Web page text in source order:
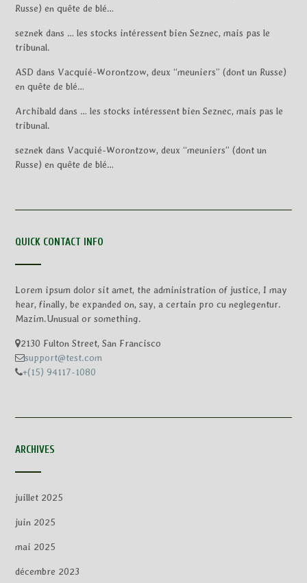
Russe) en quête de blé…
seznek dans … les stocks intéressent bien Seznec, mais pas le
tribunal.
ASD dans Vacquié-Worontzow, deux “meuniers” (dont un Russe)
en quête de blé…
Archibald dans … les stocks intéressent bien Seznec, mais pas le
tribunal.
seznek dans Vacquié-Worontzow, deux “meuniers” (dont un
Russe) en quête de blé…
QUICK CONTACT INFO
Lorem ipsum dolor sit amet, the administration of justice, I may
hear, finally, be expanded on, say, a certain pro cu neglegentur.
Mazim.Unusual or something.
2130 Fulton Street, San Francisco
support@test.com
+(15) 94117-1080
ARCHIVES
juillet 2025
juin 2025
mai 2025
décembre 2023